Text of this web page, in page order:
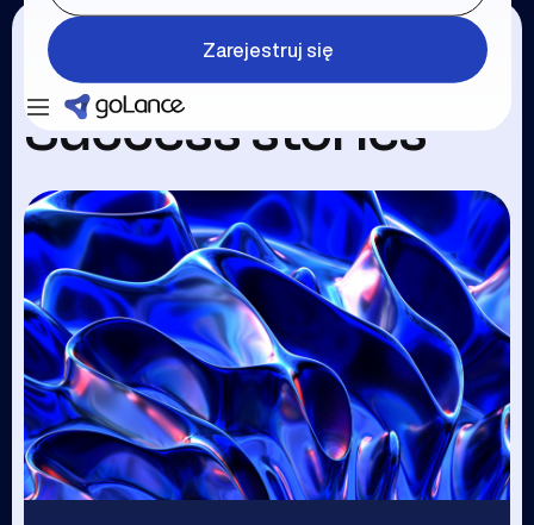
Zarejestruj się
Success stories